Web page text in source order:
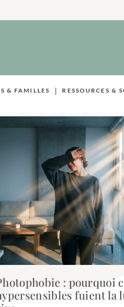
& FAMILLES | RESSOURCES &
: pourquoi
fuient la